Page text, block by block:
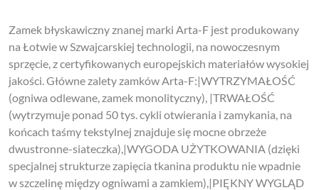
Zamek błyskawiczny znanej marki Arta-F jest produkowany
na Łotwie w Szwajcarskiej technologii, na nowoczesnym
sprzęcie, z certyfikowanych europejskich materiałów wysokiej
jakości. Główne zalety zamków Arta-F:|WYTRZYMAŁOŚĆ
(ogniwa odlewane, zamek monolityczny), |TRWAŁOŚĆ
(wytrzymuje ponad 50 tys. cykli otwierania i zamykania, na
końcach taśmy tekstylnej znajduje się mocne obrzeże
dwustronne-siateczka),|WYGODA UŻYTKOWANIA (dzięki
specjalnej strukturze zapięcia tkanina produktu nie wpadnie
w szczelinę między ogniwami a zamkiem),|PIĘKNY WYGLĄD